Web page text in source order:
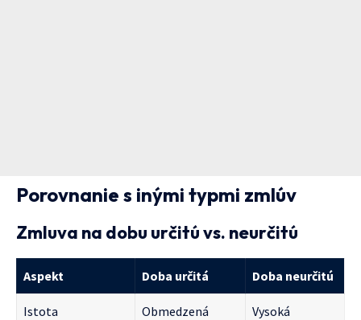
Porovnanie s inými typmi zmlúv
Zmluva na dobu určitú vs. neurčitú
Aspekt Doba určitá Doba neurčitú
Istota
Obmedzená Vysoká